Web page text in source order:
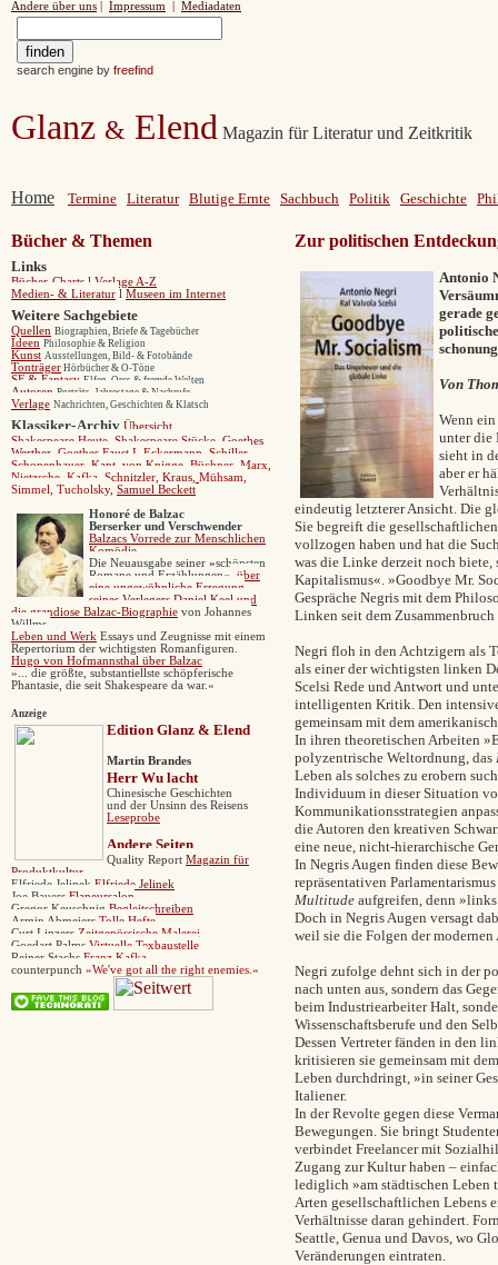
Andere über uns Impressum Mediadaten
search engine by freefind
Glanz & Elend Magazin für Literatur und Zeitkritik
Home Termine Literatur Blutige Ernte Sachbuch Politik Geschichte
Bücher & Themen
Links
Bücher-Charts l Verlage A-Z
Medien- & Literatur l Museen im Internet
Weitere Sachgebiete
Quellen Biographien, Briefe & Tagebücher
Ideen Philosophie & Religion
Kunst Ausstellungen, Bild- & Fotobände
Tonträger Hörbücher & O-Töne
SF & Fantasy Elfen, Orcs & fremde Welten
Autoren Porträts, Jahrestage & Nachrufe
Verlage Nachrichten, Geschichten & Klatsch
Klassiker-Archiv Übersicht
Shakespeare Heute Shakespeare Stücke Goethes
Werther, Goethes Faust I, Eckermann,
Schiller,
Schopenhauer, Kant, von Knigge, Büchner, Marx
Nietzsche, Kafka, Schnitzler Kraus Mühsam
Simmel
Tucholsky Samuel Beckett
Honoré de Balzac
Berserker und Verschwender
Balzacs Vorrede zur Menschlichen
Komödie
Die Neuausgabe seiner »schönsten
Romane und Erzählungen«
über
eine ungewöhnliche Erregung
seines Verlegers Daniel Keel und
die grandiose Balzac-Biographie von Johannes
Willms.
Leben und Werk Essays und Zeugnisse mit einem
Repertorium der wichtigsten Romanfiguren.
Hugo von Hofmannsthal über Balzac
»... die größte, substantiellste schöpferische
Phantasie, die seit Shakespeare da war.«
Anzeige
Edition Glanz & Elend
Martin Brandes
Herr Wu lacht
Chinesische Geschichten
und der Unsinn des Reisens
Leseprobe
Andere Seiten
Quality Report Magazin für
Produktkultur
Elfriede Jelinek Elfriede Jelinek
Joe Bauers Flaneursalon
Gregor Keuschnig Begleitschreiben
Armin Abmeiers Tolle Hefte
Curt Linzers Zeitgenössische Malerei
Goedart Palms Virtuelle Texbaustelle
Reiner Stachs Franz Kafka
counterpunch »We've got all the right enemies.«
Zur politischen
Antonio
gerade
Von
Wenn
unter die
sieht in
aber er
eindeutig letzterer Ansicht. Die
Sie begreift die
vollzogen haben und hat die
was die Linke derzeit noch biete,
Kapitalismus«. »Goodbye Mr.
Gespräche Negris mit dem
Linken seit dem
Negri floh in den Achtzigern als
als einer der wichtigsten linken
Scelsi Rede und Antwort und
intelligenten Kritik. Den
gemeinsam mit dem
In ihren theoretischen Arbeiten »
polyzentrische Weltordnung, das
Leben als solches zu erobern
Individuum in dieser Situation
Kommunikationsstrategien
die Autoren den kreativen
eine neue, nicht-hierarchische
In Negris Augen finden diese
repräsentativen
Multitude aufgreifen, denn »links
Doch in Negris Augen versagt
weil sie die Folgen der
Negri zufolge dehnt sich in der
nach unten aus, sondern das
beim Industriearbeiter Halt,
Wissenschaftsberufe und den
Dessen Vertreter fänden in den
kritisieren sie gemeinsam mit
Leben durchdringt, »in seiner
Italiener.
In der Revolte gegen diese
Bewegungen. Sie bringt
verbindet Freelancer mit
Zugang zur Kultur haben –
lediglich »am städtischen Leben
Arten gesellschaftlichen Lebens
Verhältnisse daran gehindert.
Seattle, Genua und Davos, wo
Veränderungen eintraten.